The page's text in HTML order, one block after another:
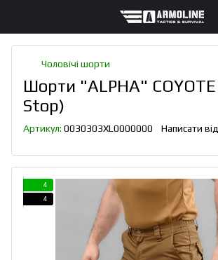
Чоловічі шорти
Шорти "ALPHA"
Stop)
Артикул: 0030303XL0000000 Написати
4
4